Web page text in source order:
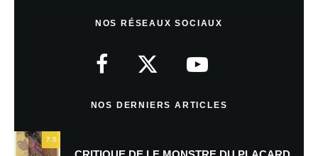
NOS RÉSEAUX SOCIAUX
NOS DERNIERS ARTICLES
7.5